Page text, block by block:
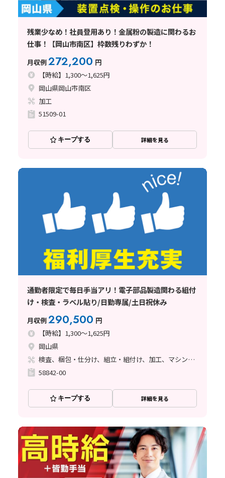
残業少なめ！社員登用あり！金属粉の製造に関わるお
仕事！【岡山市南区】枠数残りわずか！
月収例272,200 円
【時給】1,300～1,625円
岡山県岡山市南区
加工
51509-01
キープする 詳細を見る
通勤者限定で毎日手当アリ！電子部品製造関わる組付
け・検査・ラベル貼り/日勤専属/土日祝休み
月収例290,500 円
【時給】1,300～1,625円
岡山県
検査、梱包・仕分け、組立・組付け、加工、マシンオペレーター、クリーンルーム、ハンダ付け
58842-00
キープする 詳細を見る